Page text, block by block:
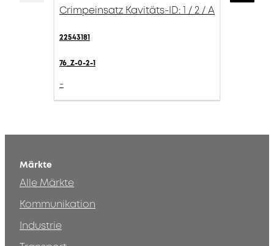
Crimpeinsatz Kavitäts-ID: 1 / 2 / A
22543181
76_Z-0-2-1
-
Märkte
Alle Märkte
Kommunikation
Industrie